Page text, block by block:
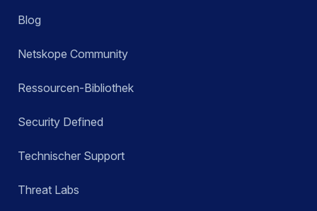
Blog
Netskope Community
Ressourcen-Bibliothek
Security Defined
Technischer Support
Threat Labs